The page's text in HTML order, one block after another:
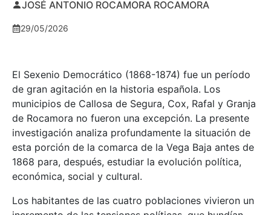
JOSÉ ANTONIO ROCAMORA ROCAMORA
29/05/2026
El Sexenio Democrático (1868-1874) fue un período
de gran agitación en la historia española. Los
municipios de Callosa de Segura, Cox, Rafal y Granja
de Rocamora no fueron una excepción. La presente
investigación analiza profundamente la situación de
esta porción de la comarca de la Vega Baja antes de
1868 para, después, estudiar la evolución política,
económica, social y cultural.
Los habitantes de las cuatro poblaciones vivieron un